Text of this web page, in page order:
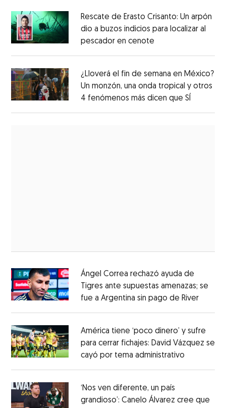
Rescate de Erasto Crisanto: Un arpón
dio a buzos indicios para localizar al
pescador en cenote
¿Lloverá el fin de semana en México?
Un monzón, una onda tropical y otros
4 fenómenos más dicen que SÍ
Ángel Correa rechazó ayuda de
Tigres ante supuestas amenazas; se
fue a Argentina sin pago de RiverOpens
América tiene ‘poco dinero’ y sufre
para cerrar fichajes: David Vázquez se
cayó por tema administrativo
‘Nos ven diferente, un país
grandioso’: Canelo Álvarez cree que